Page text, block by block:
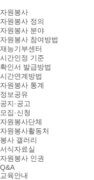
자원봉사
자원봉사 정의
자원봉사 분야
자원봉사 참여방법
재능기부센터
시간인정 기준
확인서 발급방법
시간연계방법
자원봉사 통계
정보공유
공지·공고
모집·신청
자원봉사단체
자원봉사활동처
봉사 갤러리
서식자료실
자원봉사 인권
Q&A
교육안내